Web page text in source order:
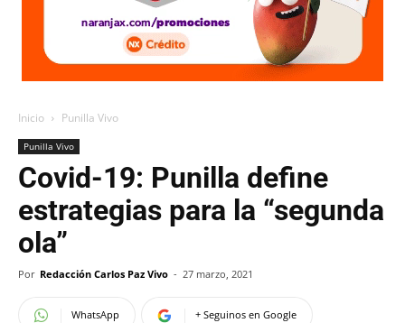
Inicio Punilla Vivo
Punilla Vivo
Covid-19: Punilla define
estrategias para la “segunda
ola”
Por Redacción Carlos Paz Vivo - 27 marzo, 2021
WhatsApp + Seguinos en Google